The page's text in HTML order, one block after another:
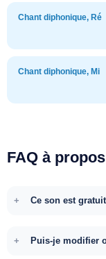
Chant diphonique, Ré
Chant diphonique, Mi
FAQ à
Ce son est
Puis-je modifier